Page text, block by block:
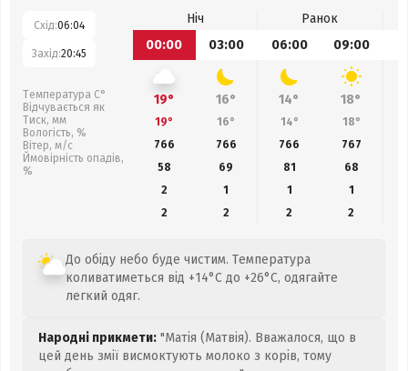
Схід:06:04
Захід:20:45
Температура С°
Відчувається як
Тиск, мм
Вологість, %
Вітер, м/с
Ймовірність опадів,
%
Ніч
Ранок
00:00
03:00 06:00 09:00
19° 16° 14° 18°
19° 16° 14° 18°
766
766 766 767
58
69 81 68
2
1 1
1
2
2 2 2
До обіду небо буде чистим. Температура
коливатиметься від +14°C до +26°C, одягайте
легкий одяг.
Народні прикмети: "Матія (Матвія). Вважалося, що в
цей день змії висмоктують молоко з корів, тому